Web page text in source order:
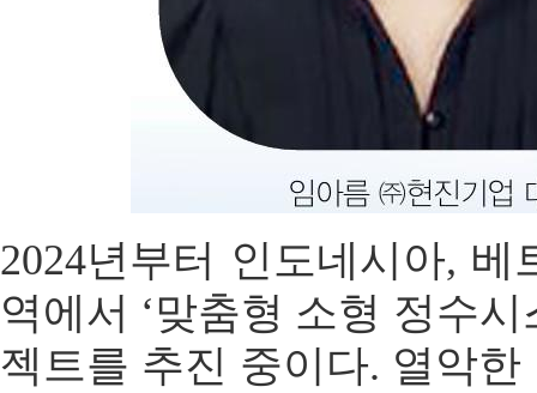
2024년부터 인도네시아,
역에서 ‘맞춤형 소형 정수
젝트를 추진 중이다. 열악